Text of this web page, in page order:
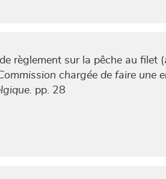
règlement sur la pêche au filet
chargée de faire une
pp. 28